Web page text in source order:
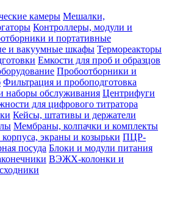
камеры Мешалки,
Контроллеры, модули и
и портативные
и вакуумные шкафы Термореакторы
Емкости для проб и образцов
Пробоотборники и
Фильтрация и пробоподготовка
наборы обслуживания Центрифуги
для цифрового титратора
Кейсы, штативы и держатели
Мембраны, колпачки и комплекты
экраны и козырьки ПЦР-
посуда Блоки и модули питания
ВЭЖХ-колонки и